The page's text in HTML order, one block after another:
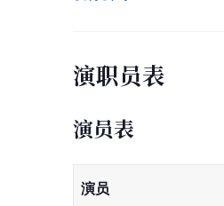
演职员表
演员表
演员